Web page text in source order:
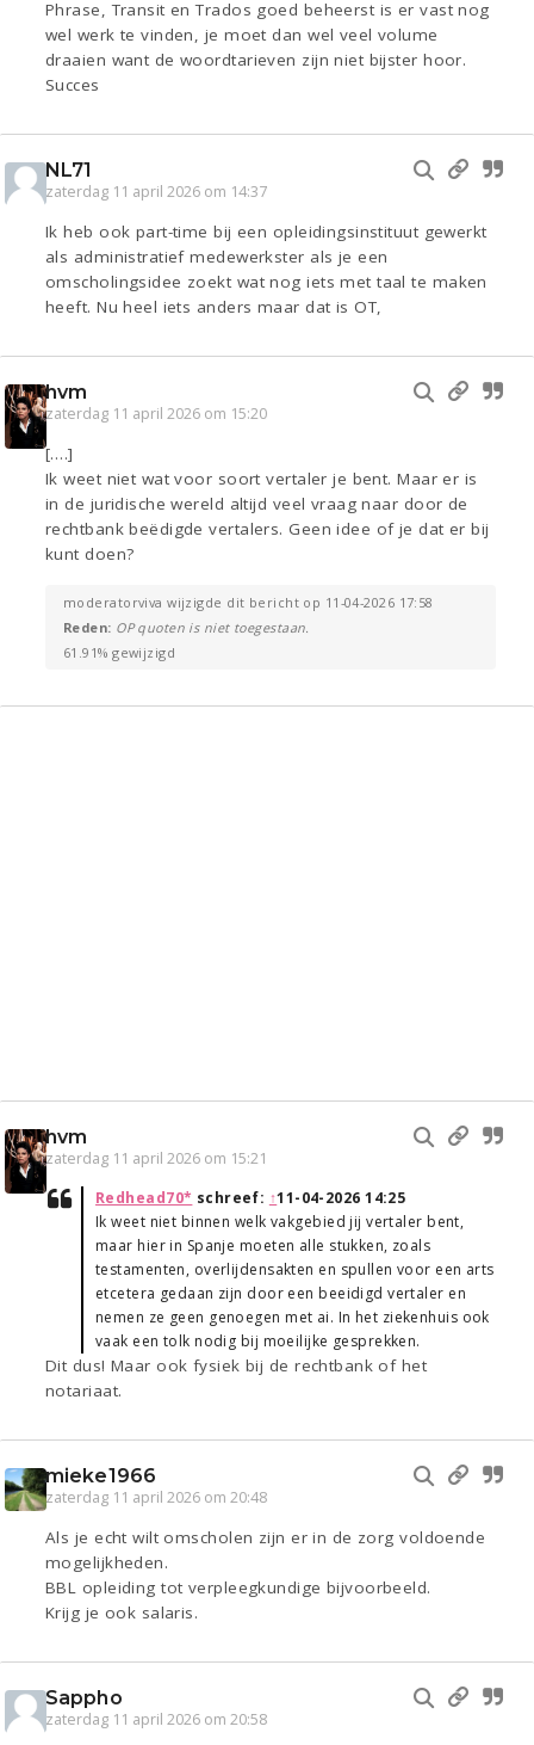
Phrase, Transit en Trados goed beheerst is er vast nog
wel werk te vinden, je moet dan wel veel volume
draaien want de woordtarieven zijn niet bijster hoor.
Succes
NL71
zaterdag 11 april 2026 om 14:37
Ik heb ook part-time bij een opleidingsinstituut gewerkt
als administratief medewerkster als je een
omscholingsidee zoekt wat nog iets met taal te maken
heeft. Nu heel iets anders maar dat is OT,
hvm
zaterdag 11 april 2026 om 15:20
[….]
Ik weet niet wat voor soort vertaler je bent. Maar er is
in de juridische wereld altijd veel vraag naar door de
rechtbank beëdigde vertalers. Geen idee of je dat er bij
kunt doen?
moderatorviva wijzigde dit bericht op 11-04-2026 17:58
Reden: OP quoten is niet toegestaan.
61.91% gewijzigd
hvm
zaterdag 11 april 2026 om 15:21
Redhead70* schreef: ↑11-04-2026 14:25
Ik weet niet binnen welk vakgebied jij vertaler bent,
maar hier in Spanje moeten alle stukken, zoals
testamenten, overlijdensakten en spullen voor een arts
etcetera gedaan zijn door een beeidigd vertaler en
nemen ze geen genoegen met ai. In het ziekenhuis ook
vaak een tolk nodig bij moeilijke gesprekken.
Dit dus! Maar ook fysiek bij de rechtbank of het
notariaat.
mieke1966
zaterdag 11 april 2026 om 20:48
Als je echt wilt omscholen zijn er in de zorg voldoende
mogelijkheden.
BBL opleiding tot verpleegkundige bijvoorbeeld.
Krijg je ook salaris.
Sappho
zaterdag 11 april 2026 om 20:58